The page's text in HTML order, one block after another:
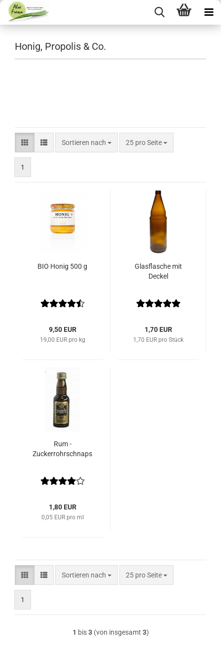
Honig, Propolis & Co.
Sortieren nach
Sortieren nach 25 pro Seite
pro Seite
1
BIO Honig 500 g
9,50 EUR
19,00 EUR pro kg
Glasflasche mit
Deckel
1,70 EUR
1,70 EUR pro Stück
Rum -
Zuckerrohrschnaps
1,80 EUR
0,05 EUR pro ml
Sortieren nach
Sortieren nach 25 pro Seite
pro Seite
1
1 bis3(von insgesamt 3)